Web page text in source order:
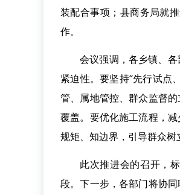
装配合事项；县商务局就
作。
会议强调，各乡镇、
紧迫性。要坚持“先行试点
管、属地管控、群众监督
覆盖。要优化施工流程，
规矩、知边界，引导群众树
此次推进会的召开，
段。下一步，各部门将协